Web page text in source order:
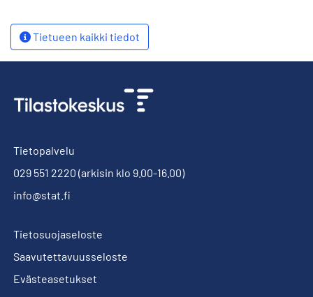
Tietueen kaikki tiedot
Tietopalvelu
029 551 2220 (arkisin klo 9.00-16.00)
info@stat.fi
Tietosuojaseloste
Saavutettavuusseloste
Evästeasetukset